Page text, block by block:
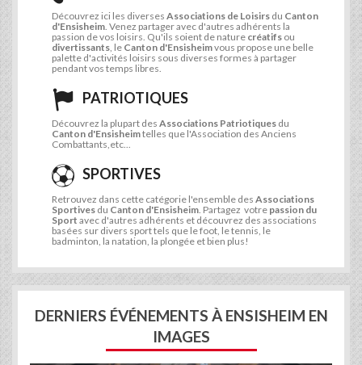
Découvrez ici les diverses Associations de Loisirs du Canton
d'Ensisheim . Venez partager avec d'autres adhérents la
passion de vos loisirs. Qu'ils soient de nature créatifs ou
divertissants , le Canton d'Ensisheimvous propose une belle
palette d'activités loisirs sous diverses formes à partager
pendant vos temps libres.
PATRIOTIQUES
Découvrez la plupart des Associations Patriotiques du
Canton d'Ensisheimtelles que l'Association des Anciens
Combattants,etc...
SPORTIVES
Retrouvez dans cette catégorie l'ensemble des Associations
Sportives du Canton d'Ensisheim . Partagez votre passion du
Sport avec d'autres adhérents et découvrez des associations
basées sur divers sport tels que le foot, le tennis, le
badminton, la natation, la plongée et bien plus!
DERNIERS ÉVÉNEMENTS À ENSISHEIM EN
IMAGES